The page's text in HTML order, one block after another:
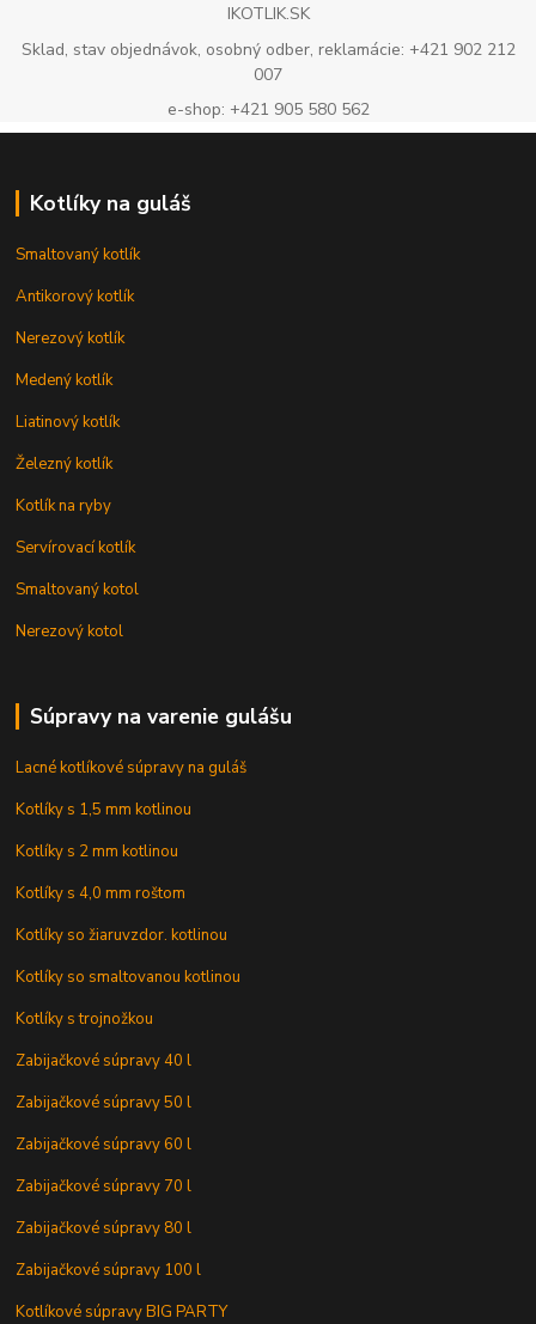
IKOTLIK.SK
Sklad, stav objednávok, osobný odber, reklamácie: +421 902 212
007
e-shop: +421 905 580 562
Kotlíky na guláš
Smaltovaný kotlík
Antikorový kotlík
Nerezový kotlík
Medený kotlík
Liatinový kotlík
Železný kotlík
Kotlík na ryby
Servírovací kotlík
Smaltovaný kotol
Nerezový kotol
Súpravy na varenie gulášu
Lacné kotlíkové súpravy na guláš
Kotlíky s 1,5 mm kotlinou
Kotlíky s 2 mm kotlinou
Kotlíky s 4,0 mm roštom
Kotlíky so žiaruvzdor. kotlinou
Kotlíky so smaltovanou kotlinou
Kotlíky s trojnožkou
Zabijačkové súpravy 40 l
Zabijačkové súpravy 50 l
Zabijačkové súpravy 60 l
Zabijačkové súpravy 70 l
Zabijačkové súpravy 80 l
Zabijačkové súpravy 100 l
Kotlíkové súpravy BIG PARTY